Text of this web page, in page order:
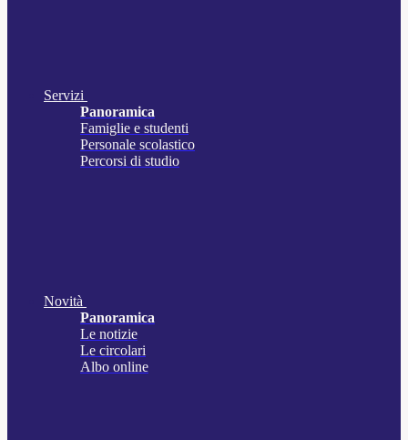
Servizi
Panoramica
Famiglie e studenti
Personale scolastico
Percorsi di studio
Novità
Panoramica
Le notizie
Le circolari
Albo online